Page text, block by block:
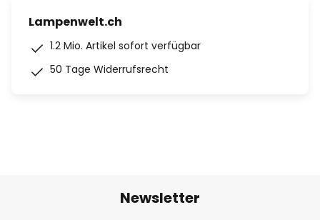
Lampenwelt.ch
1.2 Mio. Artikel sofort verfügbar
50 Tage Widerrufsrecht
Newsletter